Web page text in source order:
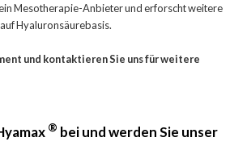
Mesotherapie-Anbieter und erforscht weitere
Hyaluronsäurebasis.
und kontaktieren Sie uns für weitere
® bei und werden Sie unser